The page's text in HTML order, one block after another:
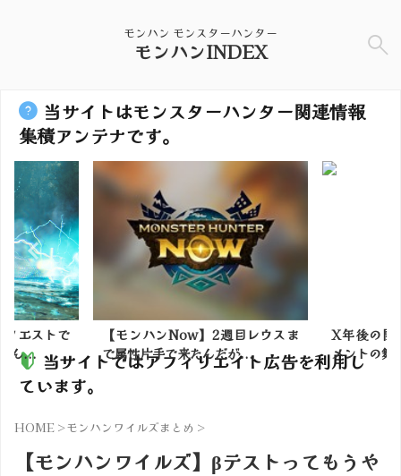
モンハン モンスターハンター
モンハンINDEX
当サイトはモンスターハンター関連情報
集積アンテナです。
エストで
ん...
【モンハンNow】2週目レウスま
で属性片手で来たんだが...
X年後の関
メントの舞
当サイトではアフィリエイト広告を利用し
ています。
HOME >モンハンワイルズまとめ >
【モンハンワイルズ】βテストってもうや